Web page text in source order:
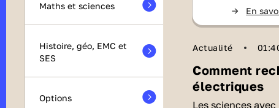
Maths et sciences
Histoire, géo, EMC et
SES
Options
-> En
Actualité
Comment
électriques
Les sciences